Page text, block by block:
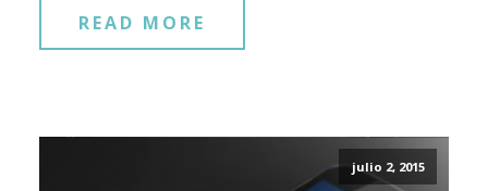
READ MORE
julio 2, 2015